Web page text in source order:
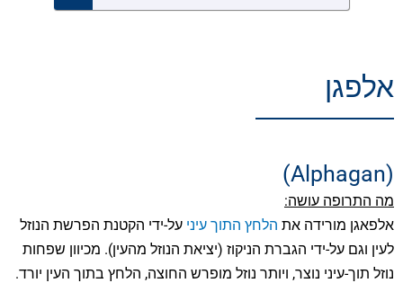
אלפגן
(Alphagan)
מה התרופה עושה:
אלפאגן מורידה את הלחץ התוך עיני על-ידי הקטנת הפרשת הנוזל
לעין וגם על-ידי הגברת הניקוז (יציאת הנוזל מהעין). מכיוון שפחות
נוזל תוך-עיני נוצר, ויותר נוזל מופרש החוצה, הלחץ בתוך העין יורד.